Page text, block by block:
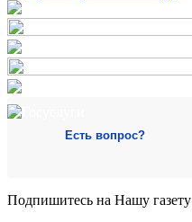
Есть вопрос?
Подпишитесь на Нашу газету